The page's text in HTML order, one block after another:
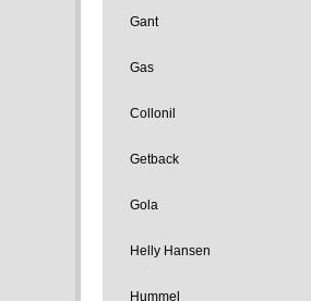
Gant
Gas
Collonil
Getback
Gola
Helly Hansen
Hummel